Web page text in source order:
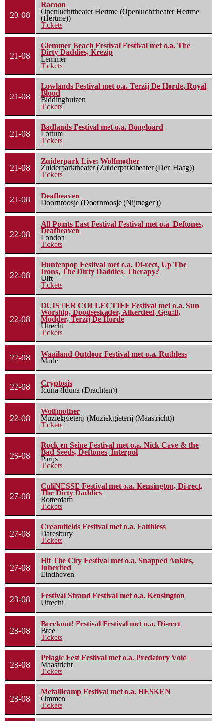
20-08
Racoon
Openluchttheater Hertme (Openluchttheater Hertme
(Hertme))
Tickets
21-08
Glemmer Beach Festival Festival met o.a. The
Dirty Daddies, Krezip
Lemmer
Tickets
21-08
Lowlands Festival met o.a. Terzij De Horde, Royal
Blood
Biddinghuizen
Tickets
21-08
Badlands Festival met o.a. Bongloard
Lottum
Tickets
21-08
Zuiderpark Live: Wolfmother
Zuiderparktheater (Zuiderparktheater (Den Haag))
Tickets
21-08
Deafheaven
Doornroosje (Doornroosje (Nijmegen))
22-08
All Points East Festival Festival met o.a. Deftones,
Deafheaven
London
Tickets
22-08
Huntenpop Festival met o.a. Di-rect, Up The
Irons, The Dirty Daddies, Therapy?
Ulft
Tickets
22-08
DUISTER COLLECTIEF Festival met o.a. Sun
Worship, Doodseskader, Alkerdeel, Ggu:ll,
Modder, Terzij De Horde
Utrecht
Tickets
22-08
Waailand Outdoor Festival met o.a. Ruthless
Made
22-08
Cryptosis
Iduna (Iduna (Drachten))
22-08
Wolfmother
Muziekgieterij (Muziekgieterij (Maastricht))
Tickets
26-08
Rock en Seine Festival met o.a. Nick Cave & the
Bad Seeds, Deftones, Interpol
Parijs
Tickets
27-08
CuliNESSE Festival met o.a. Kensington, Di-rect,
The Dirty Daddies
Rotterdam
Tickets
27-08
Creamfields Festival met o.a. Faithless
Daresbury
Tickets
27-08
Hit The City Festival met o.a. Snapped Ankles,
Inherited
Eindhoven
28-08
Festival Strand Festival met o.a. Kensington
Utrecht
28-08
Breekout! Festival Festival met o.a. Di-rect
Bree
Tickets
28-08
Pelagic Fest Festival met o.a. Predatory Void
Maastricht
Tickets
28-08
Metallicamp Festival met o.a. HESKEN
Ommen
Tickets